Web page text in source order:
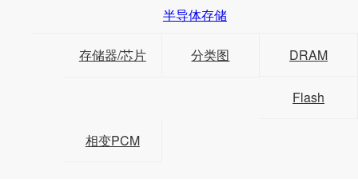
半导体存储
存储器/芯片 分类图 DRAM
Flash
相变PCM